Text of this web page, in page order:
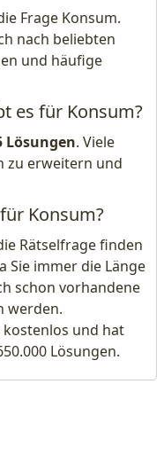
Frage Konsum.
nach beliebten
und häufige
es für Konsum?
Lösungen. Viele
zu erweitern und
Konsum?
Rätselfrage finden
Sie immer die Länge
schon vorhandene
werden.
und hat
Lösungen.